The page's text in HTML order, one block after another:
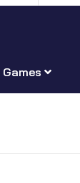
Games